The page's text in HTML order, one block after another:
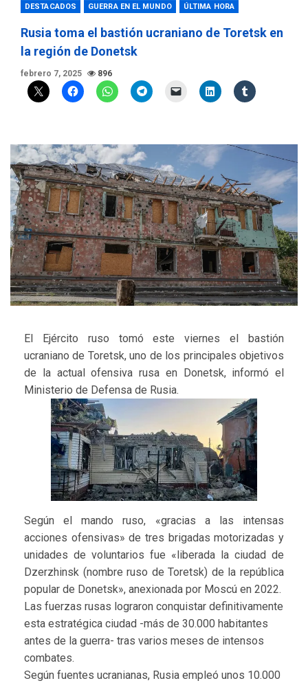
DESTACADOS GUERRA EN EL MUNDO ÚLTIMA HORA
Rusia toma el bastión ucraniano de Toretsk en
la región de Donetsk
febrero 7, 2025 896
El Ejército ruso tomó este viernes el bastión
ucraniano de Toretsk, uno de los principales objetivos
de la actual ofensiva rusa en Donetsk, informó el
Ministerio de Defensa de Rusia.
Según el mando ruso, «gracias a las intensas
acciones ofensivas» de tres brigadas motorizadas y
unidades de voluntarios fue «liberada la ciudad de
Dzerzhinsk (nombre ruso de Toretsk) de la república
popular de Donetsk», anexionada por Moscú en 2022.
Las fuerzas rusas lograron conquistar definitivamente
esta estratégica ciudad -más de 30.000 habitantes
antes de la guerra- tras varios meses de intensos
combates.
Según fuentes ucranianas, Rusia empleó unos 10.000